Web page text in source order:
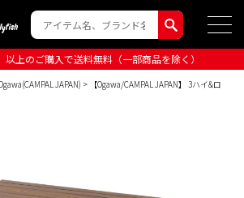
上のご購入で送料無料（一部商品を除く）
JAPAN) > 【Ogawa/CAMPAL JAPAN】 3ハイ&ロ